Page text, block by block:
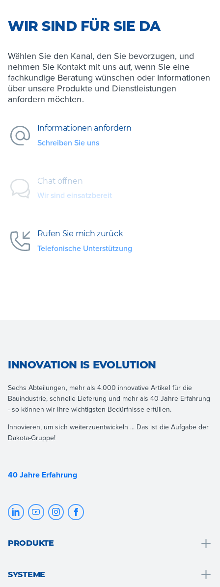
WIR SIND FÜR SIE DA
Wählen Sie den Kanal, den Sie bevorzugen, und
nehmen Sie Kontakt mit uns auf, wenn Sie eine
fachkundige Beratung wünschen oder Informationen
über unsere Produkte und Dienstleistungen
anfordern möchten.
Informationen anfordern
Schreiben Sie uns
Chat öffnen
Wir sind einsatzbereit
Rufen Sie mich zurück
Telefonische Unterstützung
INNOVATION IS EVOLUTION
Sechs Abteilungen, mehr als 4.000 innovative Artikel für die
Bauindustrie, schnelle Lieferung und mehr als 40 Jahre Erfahrung
- so können wir Ihre wichtigsten Bedürfnisse erfüllen.
Innovieren, um sich weiterzuentwickeln ... Das ist die Aufgabe der
Dakota-Gruppe!
40 Jahre Erfahrung
PRODUKTE
SYSTEME